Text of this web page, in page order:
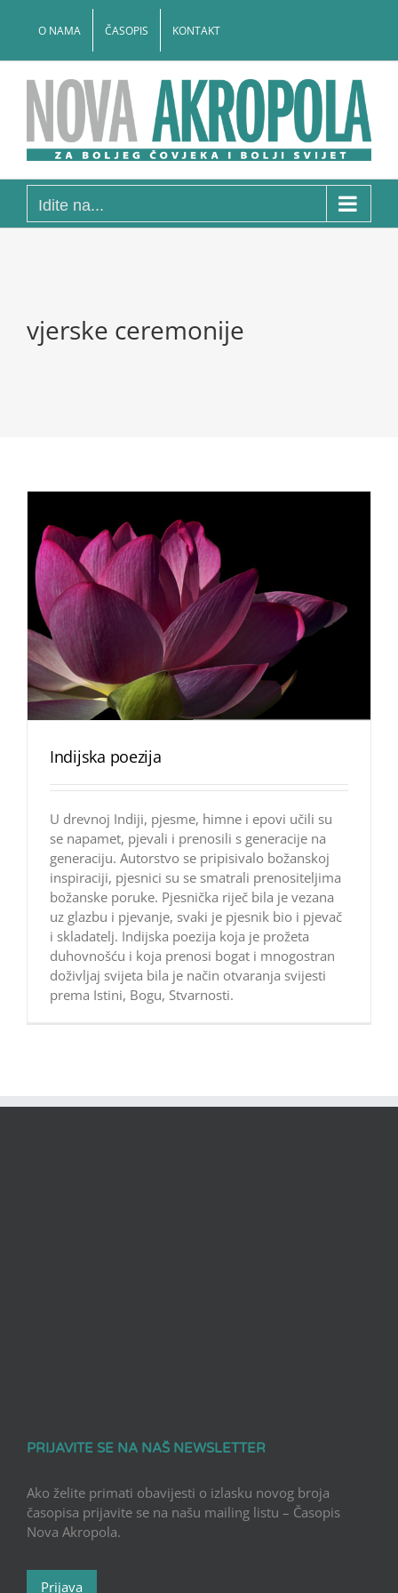
O NAMA ČASOPIS KONTAKT
Idite na...
vjerske ceremonije
Indijska poezija
U drevnoj Indiji, pjesme, himne i epovi učili su
se napamet, pjevali i prenosili s generacije na
generaciju. Autorstvo se pripisivalo božanskoj
inspiraciji, pjesnici su se smatrali prenositeljima
božanske poruke. Pjesnička riječ bila je vezana
uz glazbu i pjevanje, svaki je pjesnik bio i pjevač
i skladatelj. Indijska poezija koja je prožeta
duhovnošću i koja prenosi bogat i mnogostran
doživljaj svijeta bila je način otvaranja svijesti
prema Istini, Bogu, Stvarnosti.
PRIJAVITE SE NA NAŠ NEWSLETTER
Ako želite primati obavijesti o izlasku novog broja
časopisa prijavite se na našu mailing listu – Časopis
Nova Akropola.
Prijava